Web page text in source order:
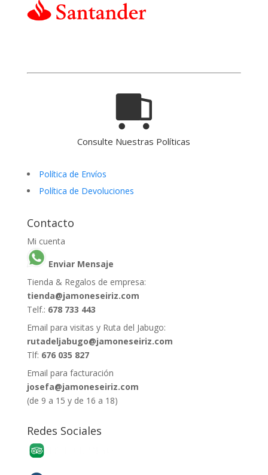
Consulte Nuestras Políticas
Política de Envíos
Política de Devoluciones
Contacto
Mi cuenta
Enviar Mensaje
Tienda & Regalos de empresa:
tienda@jamoneseiriz.com
Telf.: 678 733 443
Email para visitas y Ruta del Jabugo:
rutadeljabugo@jamoneseiriz.com
Tlf: 676 035 827
Email para facturación
josefa@jamoneseiriz.com
(de 9 a 15 y de 16 a 18)
Redes Sociales